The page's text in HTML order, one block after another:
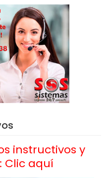
instructivos y
Clic aquí